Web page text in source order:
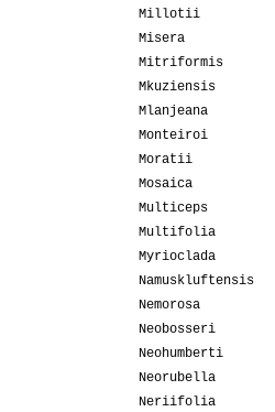
Millotii
Misera
Mitriformis
Mkuziensis
Mlanjeana
Monteiroi
Moratii
Mosaica
Multiceps
Multifolia
Myrioclada
Namuskluftensis
Nemorosa
Neobosseri
Neohumberti
Neorubella
Neriifolia